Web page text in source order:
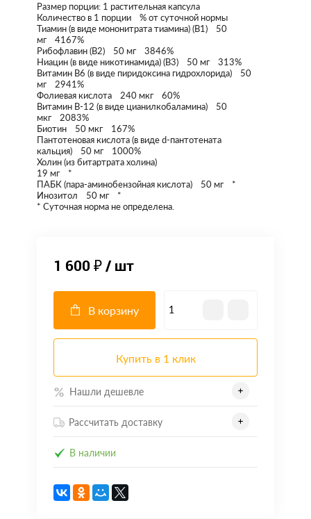
Размер порции: 1 растительная капсула
Количество в 1 порции % от суточной нормы
Тиамин (в виде мононитрата тиамина) (B1) 50
мг 4167%
Рибофлавин (B2) 50 мг 3846%
Ниацин (в виде никотинамида) (В3) 50 мг 313%
Витамин В6 (в виде пиридоксина гидрохлорида) 50
мг 2941%
Фолиевая кислота 240 мкг 60%
Витамин B-12 (в виде цианилкобаламина) 50
мкг 2083%
Биотин 50 мкг 167%
Пантотеновая кислота (в виде d-пантотената
кальция) 50 мг 1000%
Холин (из битартрата холина)
19 мг *
ПАБК (пара-аминобензойная кислота) 50 мг *
Инозитол 50 мг *
* Суточная норма не определена.
1 600 ₽/ шт
В корзину
Купить в 1 клик
Нашли дешевле
Рассчитать доставку
В наличии